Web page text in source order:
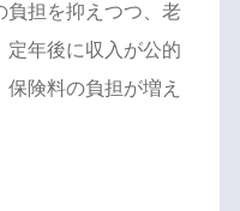
負担を抑えつつ、老
定年後に収入が公的
険料の負担が増え